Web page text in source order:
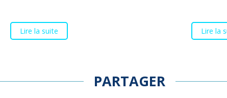
Lire la suite Lire la
PARTAGER